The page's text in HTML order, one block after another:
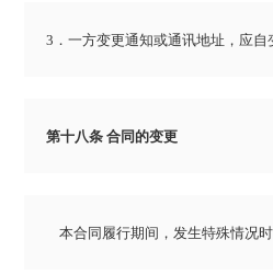
3．一方变更通知或通讯地址，应自
第十八条 合同的变更
本合同履行期间，发生特殊情